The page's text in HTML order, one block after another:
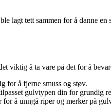
lagt tett sammen for å danne
viktig å ta vare på det for å
for å fjerne smuss og støv.
gulvtypen din for grundig
å unngå riper og merker på